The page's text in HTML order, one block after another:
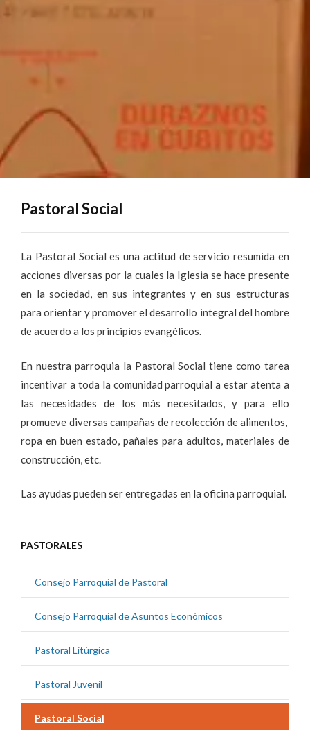
Pastoral Social
La Pastoral Social es una actitud de servicio resumida en
acciones diversas por la cuales la Iglesia se hace presente
en la sociedad, en sus integrantes y en sus estructuras
para orientar y promover el desarrollo integral del hombre
de acuerdo a los principios evangélicos.
En nuestra parroquia la Pastoral Social tiene como tarea
incentivar a toda la comunidad parroquial a estar atenta a
las necesidades de los más necesitados, y para ello
promueve diversas campañas de recolección de alimentos,
ropa en buen estado, pañales para adultos, materiales de
construcción, etc.
Las ayudas pueden ser entregadas en la oficina parroquial.
PASTORALES
Consejo Parroquial de Pastoral
Consejo Parroquial de Asuntos Económicos
Pastoral Litúrgica
Pastoral Juvenil
Pastoral Social